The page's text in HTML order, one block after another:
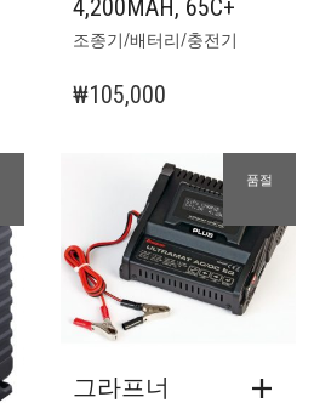
4,200MAH, 65C+
조종기/배터리/충전기
₩105,000
품절
그라프너